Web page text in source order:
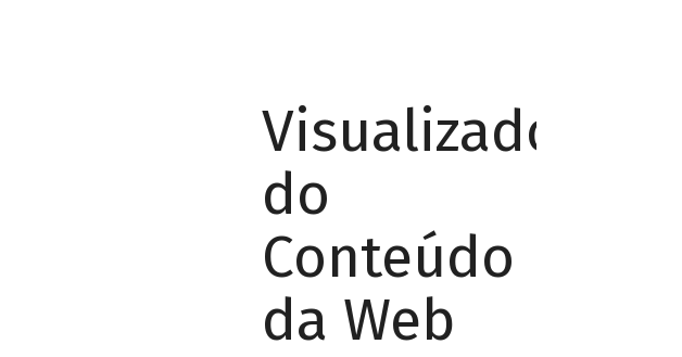
Visualizador
do
Conteúdo
da Web